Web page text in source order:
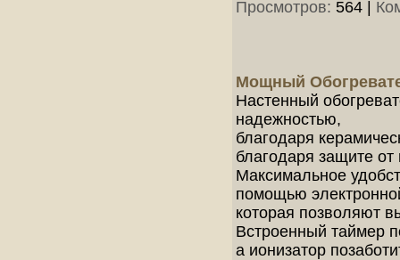
Просмотров: 564
Мощный
Настенный
надежностью,
благодаря
благодаря защите от
Максимальное
помощью
которая позволяют
Встроенный таймер
а ионизатор